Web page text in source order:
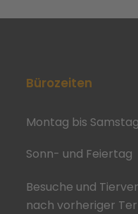
Bürozeiten
Montag bis Samstag
Sonn- und Feiertag
Besuche und
nach vorheriger